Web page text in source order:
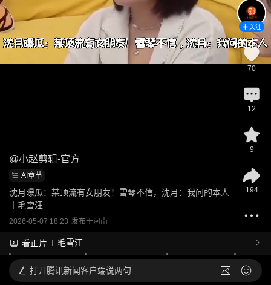
@小赵剪辑-官方
AI章节
沈月曝瓜：某顶流有女朋友！雪琴不信，沈月：我问的本人
丨毛雪汪
2026-05-07 18:23 发布于河南
看正片 毛雪汪
关注
70
12
9
194
打开腾讯新闻客户端说两句